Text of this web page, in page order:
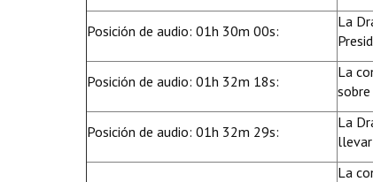
Posición de audio: 01h 30m 00s:
La
Posición de audio: 01h 32m 18s:
La
Posición de audio: 01h 32m 29s:
La
La